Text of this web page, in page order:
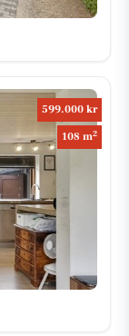
599.000 kr
108 m2